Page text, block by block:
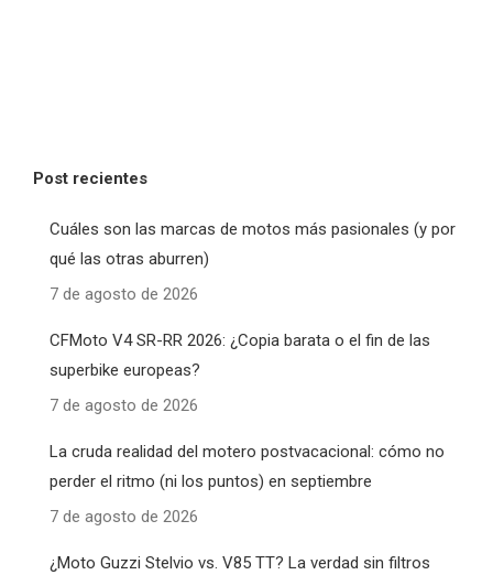
Post recientes
Cuáles son las marcas de motos más pasionales (y por
qué las otras aburren)
7 de agosto de 2026
CFMoto V4 SR-RR 2026: ¿Copia barata o el fin de las
superbike europeas?
7 de agosto de 2026
La cruda realidad del motero postvacacional: cómo no
perder el ritmo (ni los puntos) en septiembre
7 de agosto de 2026
¿Moto Guzzi Stelvio vs. V85 TT? La verdad sin filtros